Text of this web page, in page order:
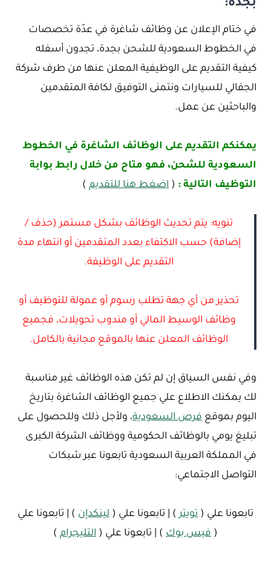
بجدة:
في ختام الإعلان عن وظائف شاغرة في عدّة تخصصات
في الخطوط السعودية للشحن بجدة، تجدون أسفله
كيفية التقديم على الوظيفية المعلن عنها من طرف شركة
الجفالي للسيارات ونتمنى التوفيق لكافة المتقدمين
والباحثين عن عمل.
يمكنكم التقديم على الوظائف الشاغرة في الخطوط
السعودية للشحن، فهو متاح من خلال رابط بوابة
التوظيف التالية : ( اضغط هنا للتقديم )
تنويه: يتم تحديث الوظائف بشكل مستمر (حذف /
إضافة) حسب الاكتفاء بعدد المتقدمين أو انتهاء مدة
التقديم على الوظيفة.
تحذير من أي جهة تطلب رسوم أو عمولة للتوظيف أو
وظائف الوسيط المالي أو مندوب تحويلات، فجميع
الوظائف المعلن عنها بالموقع مجانية بالكامل.
وفي نفس السياق إن لم تكن هذه الوظائف غير مناسبة
لك يمكنك الاطلاع علي جميع الوظائف الشاغرة بتاريخ
اليوم بموقع فرص السعودية، ولأجل ذلك وللحصول على
تبليغ يومي بالوظائف الحكومية ووظائف الشركة الكبرى
في المملكة العربية السعودية تابعونا عبر شبكات
التواصل الاجتماعي:
تابعونا علي ( تويتر ) | تابعونا علي ( لينكدإن ) | تابعونا علي
( فيس بوك ) | تابعونا علي ( التليجرام )